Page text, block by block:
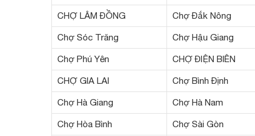
CHỢ LÂM ĐỒNG Chợ Đắk Nông
Chợ Sóc Trăng Chợ Hậu Giang
Chợ Phú Yên CHỢ ĐIỆN BIÊN
CHỢ GIA LAI Chợ Bình Định
Chợ Hà Giang Chợ Hà Nam
Chợ Hòa Bình Chợ Sài Gòn